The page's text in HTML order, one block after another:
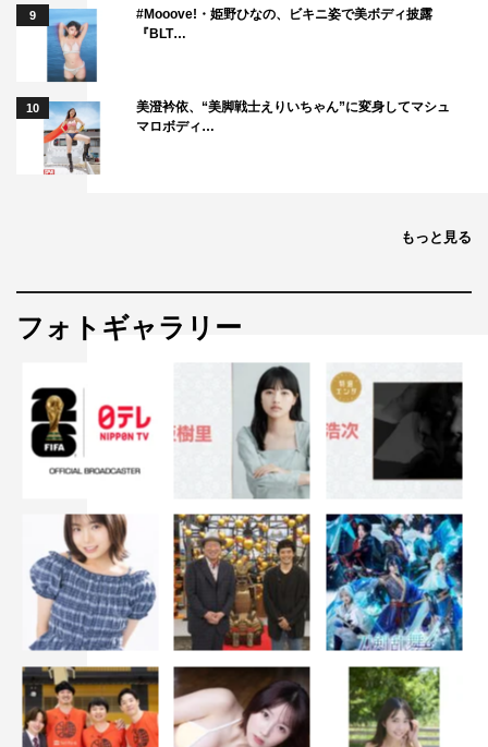
9
#Mooove!・姫野ひなの、ビキニ姿で美ボディ披露
『BLT…
10
美澄衿依、“美脚戦士えりいちゃん”に変身してマシュ
マロボディ…
もっと見る
フォトギャラリー